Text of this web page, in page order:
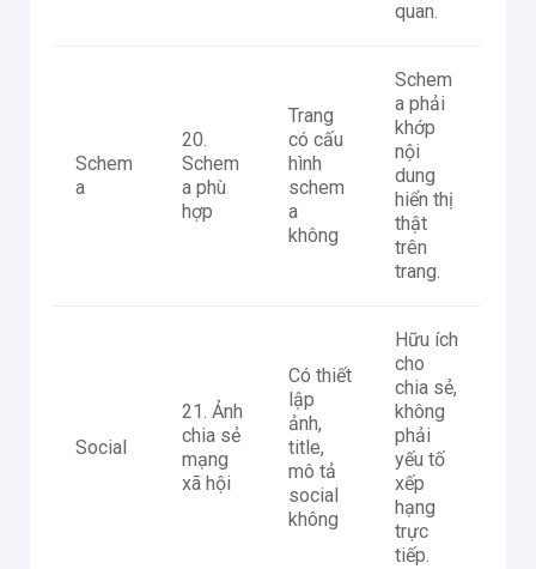
quan.
Schem
a
20.
Schem
a phù
hợp
Trang
có cấu
hình
schem
a
không
Schem
a phải
khớp
nội
dung
hiển thị
thật
trên
trang.
Social
21. Ảnh
chia sẻ
mạng
xã hội
Có thiết
lập
ảnh,
title,
mô tả
social
không
Hữu ích
cho
chia sẻ,
không
phải
yếu tố
xếp
hạng
trực
tiếp.